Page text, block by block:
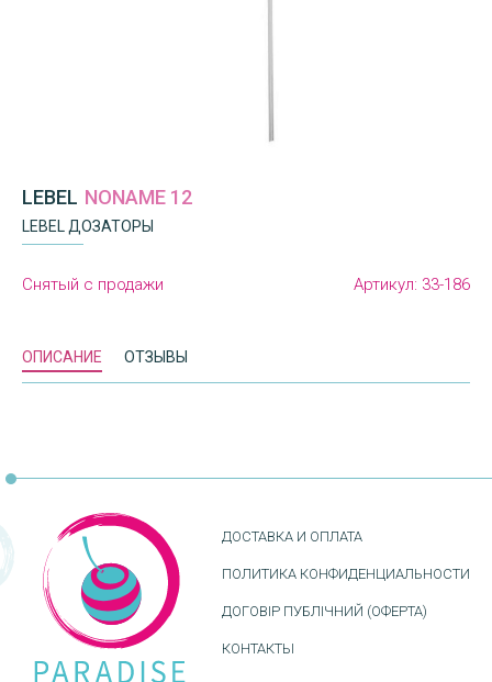
LEBEL NONAME 12
LEBEL ДОЗАТОРЫ
Снятый с продажи Артикул: 33-186
ОПИСАНИЕ ОТЗЫВЫ
ДОСТАВКА И ОПЛАТА
ПОЛИТИКА КОНФИДЕНЦИАЛЬНОСТИ
ДОГОВІР ПУБЛІЧНИЙ (ОФЕРТА)
КОНТАКТЫ